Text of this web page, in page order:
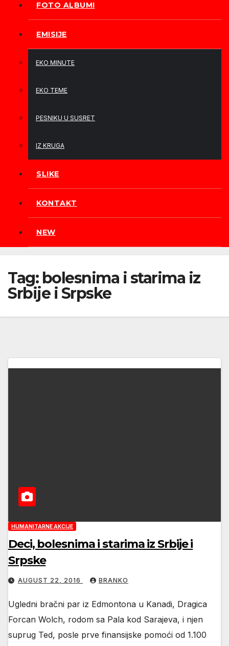
FOTO ALBUMI
EMISIJE
EKO MINUTE
EKO TEME
PESNIKU U SUSRET
IZ KRUGA
SLIKE
KONTAKT
NEW
Tag: bolesnima i starima iz
Srbije i Srpske
HUMANITARNE AKCIJE
Deci, bolesnima i starima iz Srbije i
Srpske
AUGUST 22, 2016 BRANKO
Ugledni bračni par iz Edmontona u Kanadi, Dragica
Forcan Wolch, rodom sa Pala kod Sarajeva, i njen
suprug Ted, posle prve finansijske pomoći od 1.100